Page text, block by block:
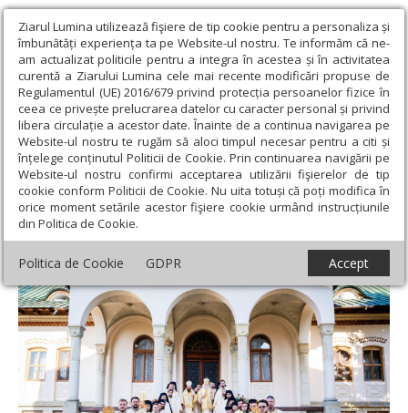
Ziarul Lumina utilizează fişiere de tip cookie pentru a personaliza și
îmbunătăți experiența ta pe Website-ul nostru. Te informăm că ne-
am actualizat politicile pentru a integra în acestea și în activitatea
curentă a Ziarului Lumina cele mai recente modificări propuse de
Regulamentul (UE) 2016/679 privind protecția persoanelor fizice în
ceea ce privește prelucrarea datelor cu caracter personal și privind
libera circulație a acestor date. Înainte de a continua navigarea pe
Website-ul nostru te rugăm să aloci timpul necesar pentru a citi și
înțelege conținutul Politicii de Cookie. Prin continuarea navigării pe
Website-ul nostru confirmi acceptarea utilizării fişierelor de tip
cookie conform Politicii de Cookie. Nu uita totuși că poți modifica în
orice moment setările acestor fişiere cookie urmând instrucțiunile
din Politica de Cookie.
Politica de Cookie GDPR Accept
Ziarul Lumina › Actualitate religioasă › Știri › Sărbătoarea
Înălțării Domnului la Catedrala Arhiepiscopală din Suceava
Sărbătoarea Înălțării Domnului la
Catedrala Arhiepiscopală din Suceava